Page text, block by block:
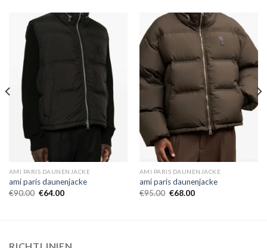
AMI PARIS DAUNENJACKE
ami paris daunenjacke
€90.00 €64.00
AMI PARIS DAUNENJACKE
ami paris daunenjacke
€95.00 €68.00